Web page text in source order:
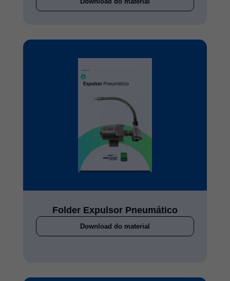
Folder Expulsor Pneumático
Download do material